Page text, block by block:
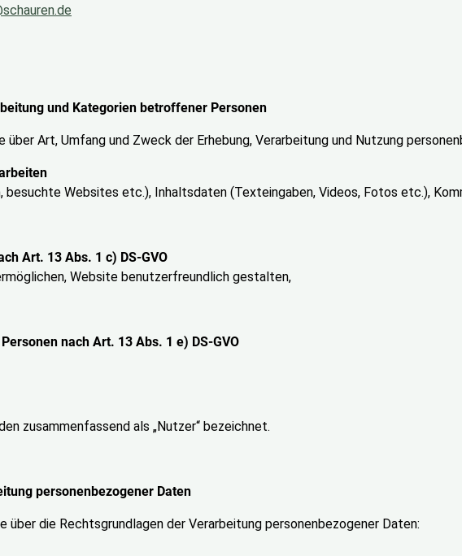
und Kategorien betroffener Personen
über Art, Umfang und Zweck der Erhebung, Verarbeitung und Nutzung
Websites etc.), Inhaltsdaten (Texteingaben, Videos, Fotos etc.),
Art. 13 Abs. 1 c) DS-GVO
Website benutzerfreundlich gestalten,
nach Art. 13 Abs. 1 e) DS-GVO
zusammenfassend als „Nutzer“ bezeichnet.
personenbezogener Daten
über die Rechtsgrundlagen der Verarbeitung personenbezogener Daten: